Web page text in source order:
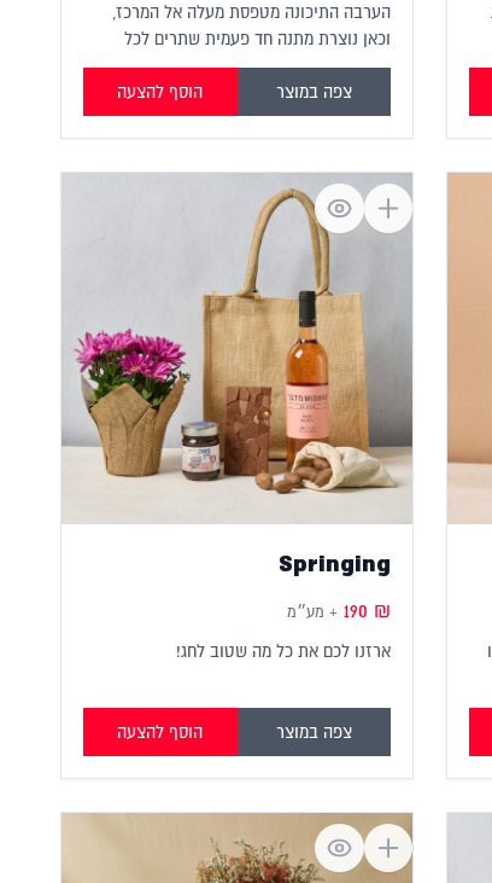
הערבה התיכונה מטפסת מעלה אל המרכז,
וכאן נוצרת מתנה חד פעמית שתרים לכל
משרד!
צפה במוצר
הוסף להצעה
Springing
190 ₪ + מע״מ
ארזנו לכם את כל מה שטוב לחג!
צפה במוצר הוסף להצעה